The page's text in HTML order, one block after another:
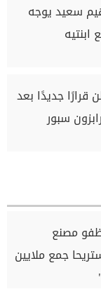
سعيد يوجه
قرارًا جديدًا بعد
سبور
مصنع
جمع ملايين